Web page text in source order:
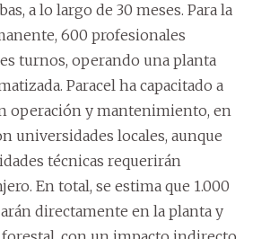
a lo largo de 30 meses. Para la
600 profesionales
turnos, operando una planta
Paracel ha capacitado a
operación y mantenimiento, en
universidades locales, aunque
técnicas requerirán
En total, se estima que 1.000
directamente en la planta y